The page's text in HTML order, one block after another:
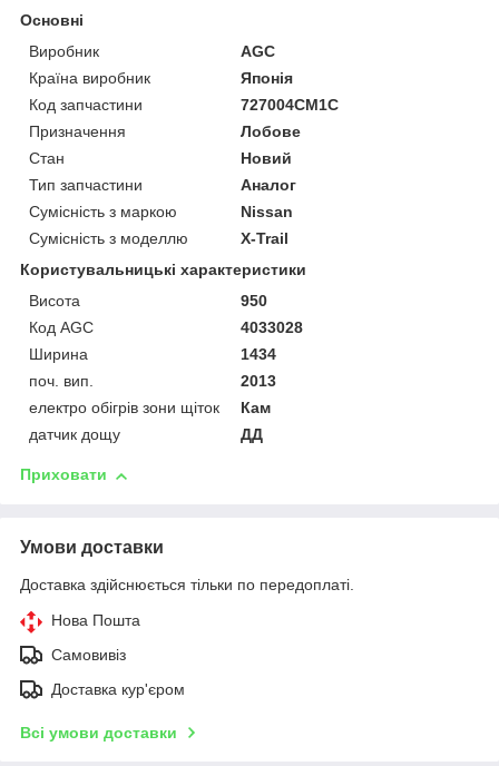
Основні
Виробник
AGC
Країна виробник
Японія
Код запчастини
727004CM1C
Призначення
Лобове
Стан
Новий
Тип запчастини
Аналог
Сумісність з маркою
Nissan
Сумісність з моделлю
X-Trail
Користувальницькі характеристики
Висота
950
Код AGC
4033028
Ширина
1434
поч. вип.
2013
електро обігрів зони щіток
Кам
датчик дощу
ДД
Приховати
Умови доставки
Доставка здійснюється тільки по передоплаті.
Нова Пошта
Самовивіз
Доставка кур'єром
Всі умови доставки